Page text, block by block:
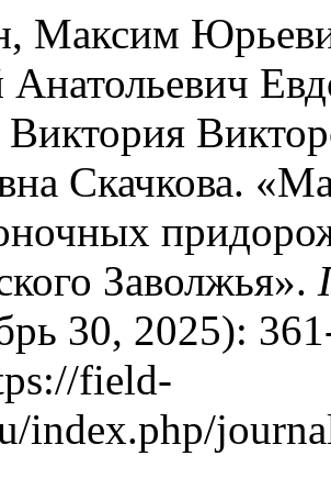
Максим
Анатольевич
Виктория
Скачкова.
Заволжья».
30, 2025):
field-
index.php/